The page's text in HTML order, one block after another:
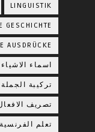
LINGUISTIK
GESCHICHTE
AUSDRÜCKE
اسماء الاشياء
تركيبة الجملة
تصريف
تعلم الفرنسية